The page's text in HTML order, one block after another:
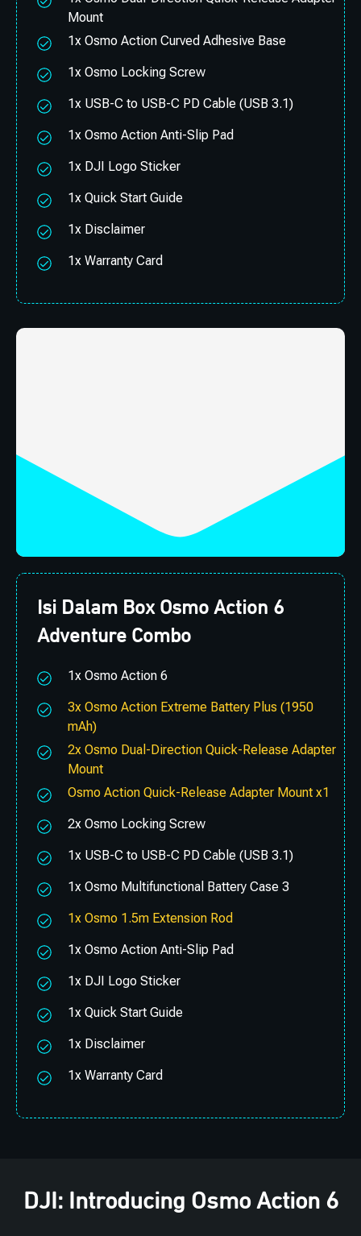
Mount
1x Osmo Action Curved Adhesive Base
1x Osmo Locking Screw
1x USB-C to USB-C PD Cable (USB 3.1)
1x Osmo Action Anti-Slip Pad
1x DJI Logo Sticker
1x Quick Start Guide
1x Disclaimer
1x Warranty Card
Isi Dalam Box Osmo Action 6
Adventure Combo
1x Osmo Action 6
3x Osmo Action Extreme Battery Plus (1950
mAh)
2x Osmo Dual-Direction Quick-Release Adapter
Mount
Osmo Action Quick-Release Adapter Mount x1
2x Osmo Locking Screw
1x USB-C to USB-C PD Cable (USB 3.1)
1x Osmo Multifunctional Battery Case 3
1x Osmo 1.5m Extension Rod
1x Osmo Action Anti-Slip Pad
1x DJI Logo Sticker
1x Quick Start Guide
1x Disclaimer
1x Warranty Card
DJI: Introducing Osmo Action 6